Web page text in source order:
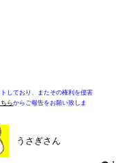
しており、またその権利を侵害
ちらからご報告をお願い致しま
うさぎさん